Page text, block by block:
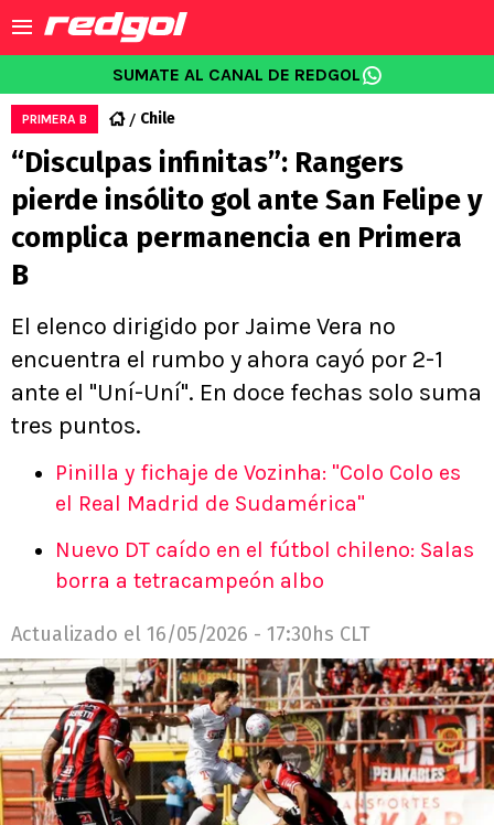
SUMATE AL CANAL DE REDGOL
PRIMERA B Chile
“Disculpas infinitas”: Rangers
pierde insólito gol ante San Felipe y
complica permanencia en Primera
B
El elenco dirigido por Jaime Vera no
encuentra el rumbo y ahora cayó por 2-1
ante el "Uní-Uní". En doce fechas solo suma
tres puntos.
Pinilla y fichaje de Vozinha: "Colo Colo es
el Real Madrid de Sudamérica"
Nuevo DT caído en el fútbol chileno: Salas
borra a tetracampeón albo
Actualizado el 16/05/2026 - 17:30hs CLT